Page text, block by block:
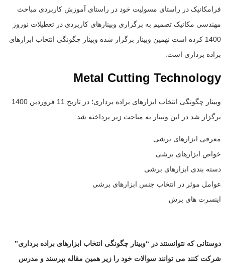
فرامکانیک در راستای مسولیت خود در راستای آموزش کاربردی مباحث
مهندسی مکانیک تصمیم به برگزاری وبینارهای کاربردی در تعطیلات نوروز
1400 کرده است نهمین وبینار برگزار شده وبینار چگونگی انتخاب ابزارهای
براده برداری است.
Metal Cutting Technology
وبینار چگونگی انتخاب ابزارهای براده برداری؛ در تاریخ 11 فروردین 1400
برگزار شد در این وبینار به مباحث زیر پرداخته شد:
معرفی ابزارهای برشی
خواص ابزارهای برشی
دسته بندی ابزارهای برشی
عوامل موثر در انتخاب جنس ابزارهای برشی
اینسرت های برش
دوستانی که نتوانستند در “وبینار چگونگی انتخاب ابزارهای براده برداری”
شرکت کنند می توانند سوالات خود را زیر همین مقاله بپرسند و مدرس